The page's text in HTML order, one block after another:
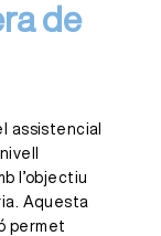
de
assistencial
l’objectiu
Aquesta
permet